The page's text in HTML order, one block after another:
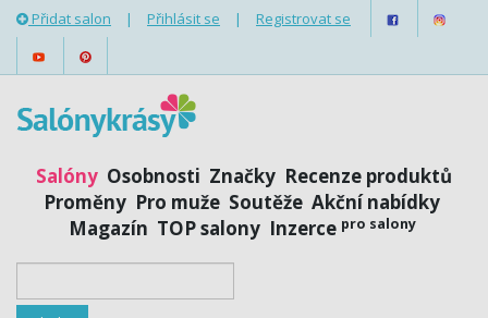
Přidat salon | Přihlásit se | Registrovat se
Salóny Osobnosti Značky Recenze produktů
Proměny Pro muže Soutěže Akční nabídky
Magazín TOP salony Inzerce pro salony